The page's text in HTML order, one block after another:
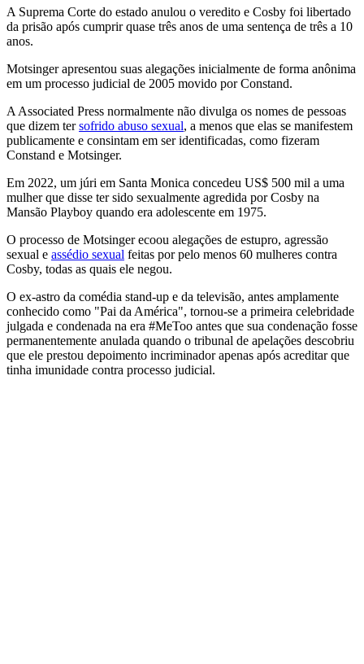
A Suprema Corte do estado anulou o veredito e Cosby foi libertado
da prisão após cumprir quase três anos de uma sentença de três a 10
anos.
Motsinger apresentou suas alegações inicialmente de forma anônima
em um processo judicial de 2005 movido por Constand.
A Associated Press normalmente não divulga os nomes de pessoas
que dizem tersofrido abuso sexual, a menos que elas se manifestem
publicamente e consintam em ser identificadas, como fizeram
Constand e Motsinger.
Em 2022, um júri em Santa Monica concedeu US$ 500 mil a uma
mulher que disse ter sido sexualmente agredida por Cosby na
Mansão Playboy quando era adolescente em 1975.
O processo de Motsinger ecoou alegações de estupro, agressão
sexual e assédio sexual feitas por pelo menos 60 mulheres contra
Cosby, todas as quais ele negou.
O ex-astro da comédia stand-up e da televisão, antes amplamente
conhecido como "Pai da América", tornou-se a primeira celebridade
julgada e condenada na era #MeToo antes que sua condenação fosse
permanentemente anulada quando o tribunal de apelações descobriu
que ele prestou depoimento incriminador apenas após acreditar que
tinha imunidade contra processo judicial.